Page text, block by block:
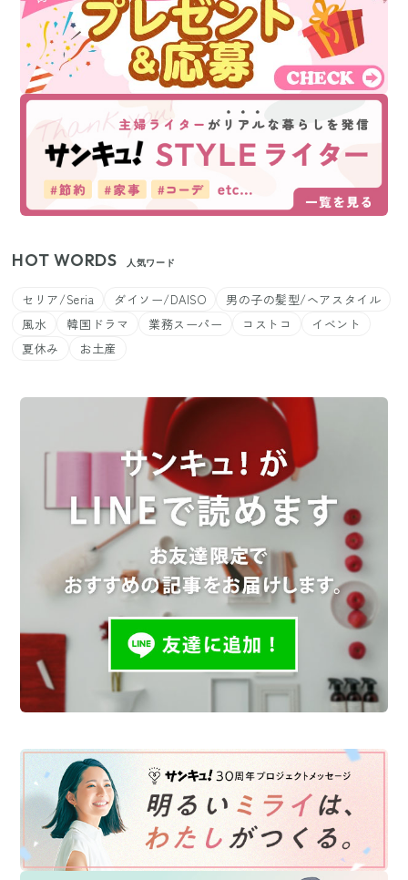
HOT WORDS 人気ワード
セリア/Seria ダイソー/DAISO
男の子の髪型/ヘアスタイル
風水
韓国ドラマ 業務スーパー コストコ
イベント
夏休み
お土産